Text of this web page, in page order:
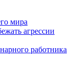
мира
агрессии
работника